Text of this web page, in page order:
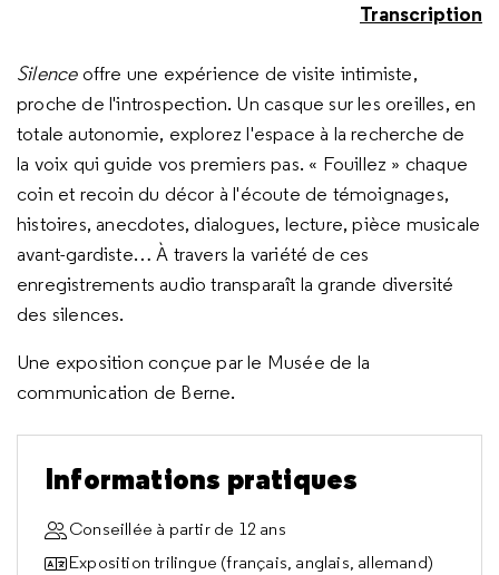
Transcription
Silence offre une expérience de visite intimiste,
proche de l'introspection. Un casque sur les oreilles, en
totale autonomie, explorez l'espace à la recherche de
la voix qui guide vos premiers pas. « Fouillez » chaque
coin et recoin du décor à l'écoute de témoignages,
histoires, anecdotes, dialogues, lecture, pièce musicale
avant-gardiste… À travers la variété de ces
enregistrements audio transparaît la grande diversité
des silences.
Une exposition conçue par le Musée de la
communication de Berne.
Informations pratiques
Conseillée à partir de 12 ans
Exposition trilingue (français, anglais, allemand)